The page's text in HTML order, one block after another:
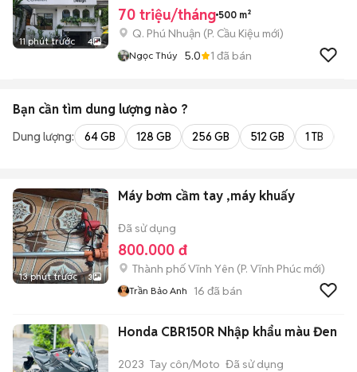
11 phút trước 4
70 triệu/tháng 500 m²
Q. Phú Nhuận (P. Cầu Kiệu mới)
Ngọc Thúy 5.0 1 đã bán
Bạn cần tìm dung lượng nào ?
Dung lượng: 64 GB 128 GB 256 GB 512 GB 1 TB
13 phút trước 3
Máy bơm cầm tay ,máy khuấy
Đã sử dụng
800.000 đ
Thành phố Vĩnh Yên (P. Vĩnh Phúc mới)
Trần Bảo Anh 16 đã bán
Honda CBR150R Nhập khẩu màu Đen
2023 Tay côn/Moto Đã sử dụng